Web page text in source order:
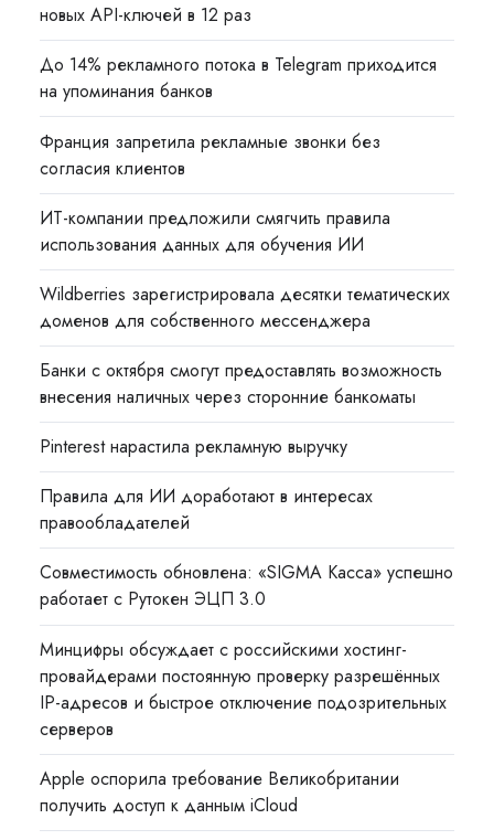
новых API-ключей в 12 раз
До 14% рекламного потока в Telegram приходится
на упоминания банков
Франция запретила рекламные звонки без
согласия клиентов
ИТ-компании предложили смягчить правила
использования данных для обучения ИИ
Wildberries зарегистрировала десятки тематических
доменов для собственного мессенджера
Банки с октября смогут предоставлять возможность
внесения наличных через сторонние банкоматы
Pinterest нарастила рекламную выручку
Правила для ИИ доработают в интересах
правообладателей
Совместимость обновлена: «SIGMA Касса» успешно
работает с Рутокен ЭЦП 3.0
Минцифры обсуждает с российскими хостинг-
провайдерами постоянную проверку разрешённых
IP-адресов и быстрое отключение подозрительных
серверов
Apple оспорила требование Великобритании
получить доступ к данным iCloud